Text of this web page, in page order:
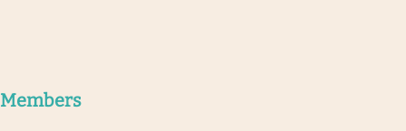
Members